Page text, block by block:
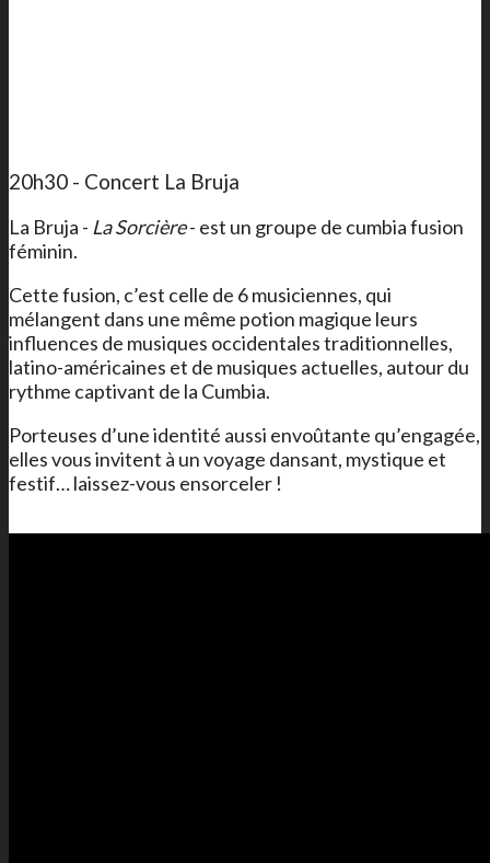
20h30 - Concert La Bruja
La Bruja - La Sorcière- est un groupe de cumbia fusion
féminin.
Cette fusion, c’est celle de 6 musiciennes, qui
mélangent dans une même potion magique leurs
influences de musiques occidentales traditionnelles,
latino-américaines et de musiques actuelles, autour du
rythme captivant de la Cumbia.
Porteuses d’une identité aussi envoûtante qu’engagée,
elles vous invitent à un voyage dansant, mystique et
festif… laissez-vous ensorceler !